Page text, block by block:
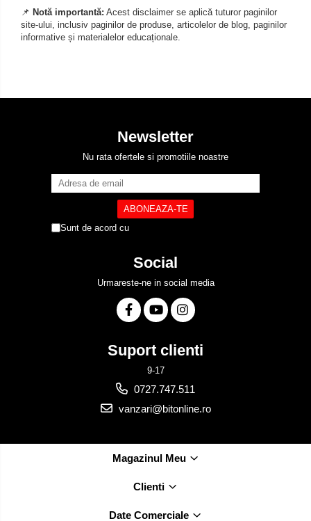
📌 Notă importantă: Acest disclaimer se aplică tuturor paginilor
site-ului, inclusiv paginilor de produse, articolelor de blog, paginilor
informative și materialelor educaționale.
Newsletter
Nu rata ofertele si promotiile noastre
Sunt de acord cu
Social
Urmareste-ne in social media
Suport clienti
9-17
0727.747.511
vanzari@bitonline.ro
Magazinul Meu
Clienti
Date Comerciale